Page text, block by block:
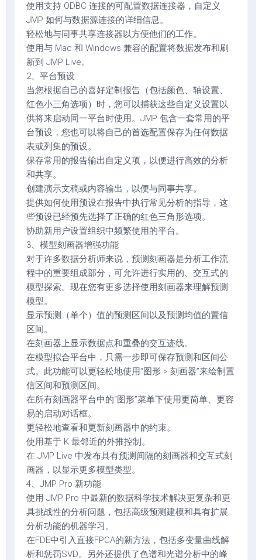
使用支持 ODBC 连接的可配置数据连接器，自定义
JMP 如何与数据源连接的详细信息。
轻松地与同事共享连接器以方便他们的工作。
使用与 Mac 和 Windows 兼容的配置将数据发布和刷
新到 JMP Live。
2、平台预设
当您根据自己的喜好定制报告（包括颜色、轴设置、
红色小三角选项）时，您可以捕获这些自定义设置以
供将来启动同一平台时使用。JMP 包含一套常用的平
台预设，您也可以将自己的首选配置保存为任何数据
表或列集的预设。
保存常用的报告输出自定义项，以便进行高效的分析
和共享。
创建演示文稿或内容输出，以便与同事共享。
提供如何使用预设在报告中执行常见分析的指导，这
些预设已经预先选择了正确的红色三角形选项。
协助新用户设置组织中频繁使用的平台。
3、模型刻画器增强功能
对于许多数据分析师来说，预测刻画器是分析工作流
程中的重要组成部分，可允许进行实用的、交互式的
模型探索。现在您有更多选择使用刻画器来理解预测
模型。
显示预测（单个）值的预测区间以及预测均值的置信
区间。
在刻画器上显示数据点和重叠的交互迹线。
在模型拟合平台中，只需一步即可保存预测和区间公
式。此功能可以更轻松地使用“图形 > 刻画器”来绘制置
信区间和预测区间。
在所有刻画器平台中的“图形”菜单下使用更简单、更容
易的启动对话框。
更轻松地查看和更新刻画器中的约束。
使用基于 K 最邻近的外推控制。
在 JMP Live 中发布具有预测间隔的刻画器和交互式刻
画器，以显示更多模型类型。
4、JMP Pro 新功能
使用 JMP Pro 中最新的数据科学技术解决更复杂和更
具挑战性的分析问题，包括高级预测建模和具有扩展
分析功能的机器学习。
在FDE中引入直接FPCA的新方法，包括多变量曲线解
析和惩罚SVD。另外还提供了色谱和光谱分析中的峰